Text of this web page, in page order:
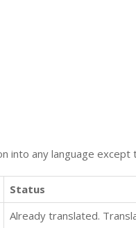
into any language
Status
Already translated.